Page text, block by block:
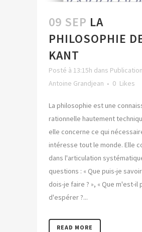
09 SEP LA
PHILOSOPHIE
KANT
Posté à 13:15h dans
Antoine Grandjean
0 Likes
La philosophie est une
rationnelle hautement
elle concerne ce qui
intéresse tout le monde. Elle
dans l'articulation
questions : « Que puis-je savoir
dois-je faire ? », « Que m'est-il
d'espérer ?...
READ MORE